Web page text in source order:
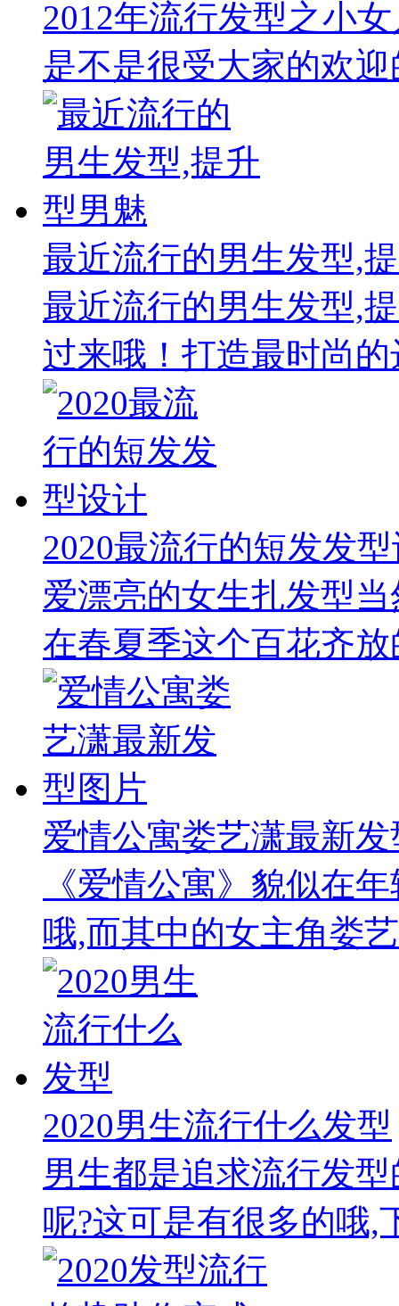
2012年流行发型之小
是不是很受大家的欢
最近流行的男生发型,
最近流行的男生发型,
过来哦！打造最时尚
2020最流行的短发发
爱漂亮的女生扎发型
在春夏季这个百花齐
爱情公寓娄艺潇最新
《爱情公寓》貌似在
哦,而其中的女主角娄
2020男生流行什么发型
男生都是追求流行发
呢?这可是有很多的哦,